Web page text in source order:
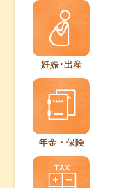
妊娠･出産
年金・保険